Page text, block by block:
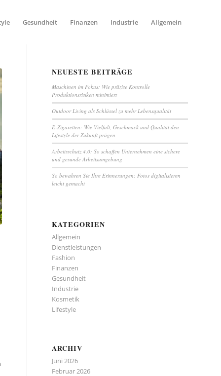
Gesundheit Finanzen Industrie Allgemein
NEUESTE BEITRÄGE
Maschinen im Fokus: Wie präzise Kontrolle
Produktionsrisiken minimiert
Outdoor Living als Schlüssel zu mehr Lebensqualität
E-Zigaretten: Wie Vielfalt, Geschmack und Qualität den
Lifestyle der Zukunft prägen
Arbeitsschutz 4.0: So schaffen Unternehmen eine sichere
und gesunde Arbeitsumgebung
So bewahren Sie Ihre Erinnerungen: Fotos digitalisieren
leicht gemacht
KATEGORIEN
Allgemein
Dienstleistungen
Fashion
Finanzen
Gesundheit
Industrie
Kosmetik
Lifestyle
ARCHIV
Juni 2026
Februar 2026